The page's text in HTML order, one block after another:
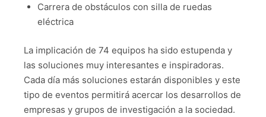
Carrera de obstáculos con silla de ruedas
eléctrica
La implicación de 74 equipos ha sido estupenda y
las soluciones muy interesantes e inspiradoras.
Cada día más soluciones estarán disponibles y este
tipo de eventos permitirá acercar los desarrollos de
empresas y grupos de investigación a la sociedad.